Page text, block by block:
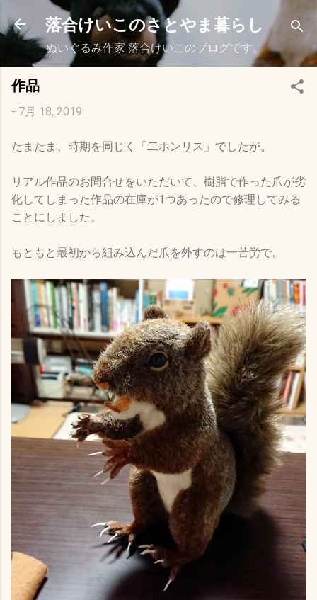
スキップしてメイン コンテンツに移動
落合けいこのさとやま暮らし
ぬいぐるみ作家 落合けいこのブログです。
作品
- 7月 18, 2019
たまたま、時期を同じく「二ホンリス」でしたが。
リアル作品のお問合せをいただいて、樹脂で作った爪が劣
化してしまった作品の在庫が1つあったので修理してみる
ことにしました。
もともと最初から組み込んだ爪を外すのは一苦労で。